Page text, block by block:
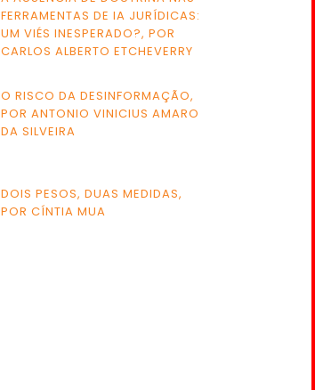
FERRAMENTAS DE IA JURÍDICAS:
UM VIÉS INESPERADO?, POR
CARLOS ALBERTO ETCHEVERRY
O RISCO DA DESINFORMAÇÃO,
POR ANTONIO VINICIUS AMARO
DA SILVEIRA
DOIS PESOS, DUAS MEDIDAS,
POR CÍNTIA MUA